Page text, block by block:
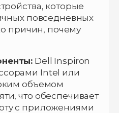
которые
повседневных
причин, почему
Dell Inspiron
Intel или
объемом
что обеспечивает
с приложениями